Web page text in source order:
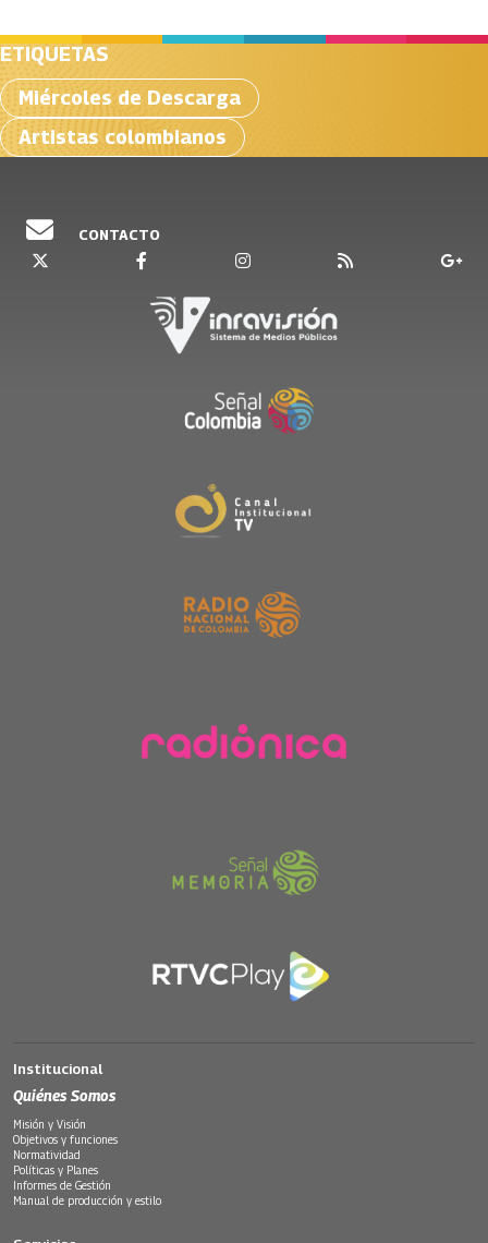
ETIQUETAS
Miércoles de Descarga
Artistas colombianos
CONTACTO
Institucional
Quiénes Somos
Misión y Visión
Objetivos y funciones
Normatividad
Políticas y Planes
Informes de Gestión
Manual de producción y estilo